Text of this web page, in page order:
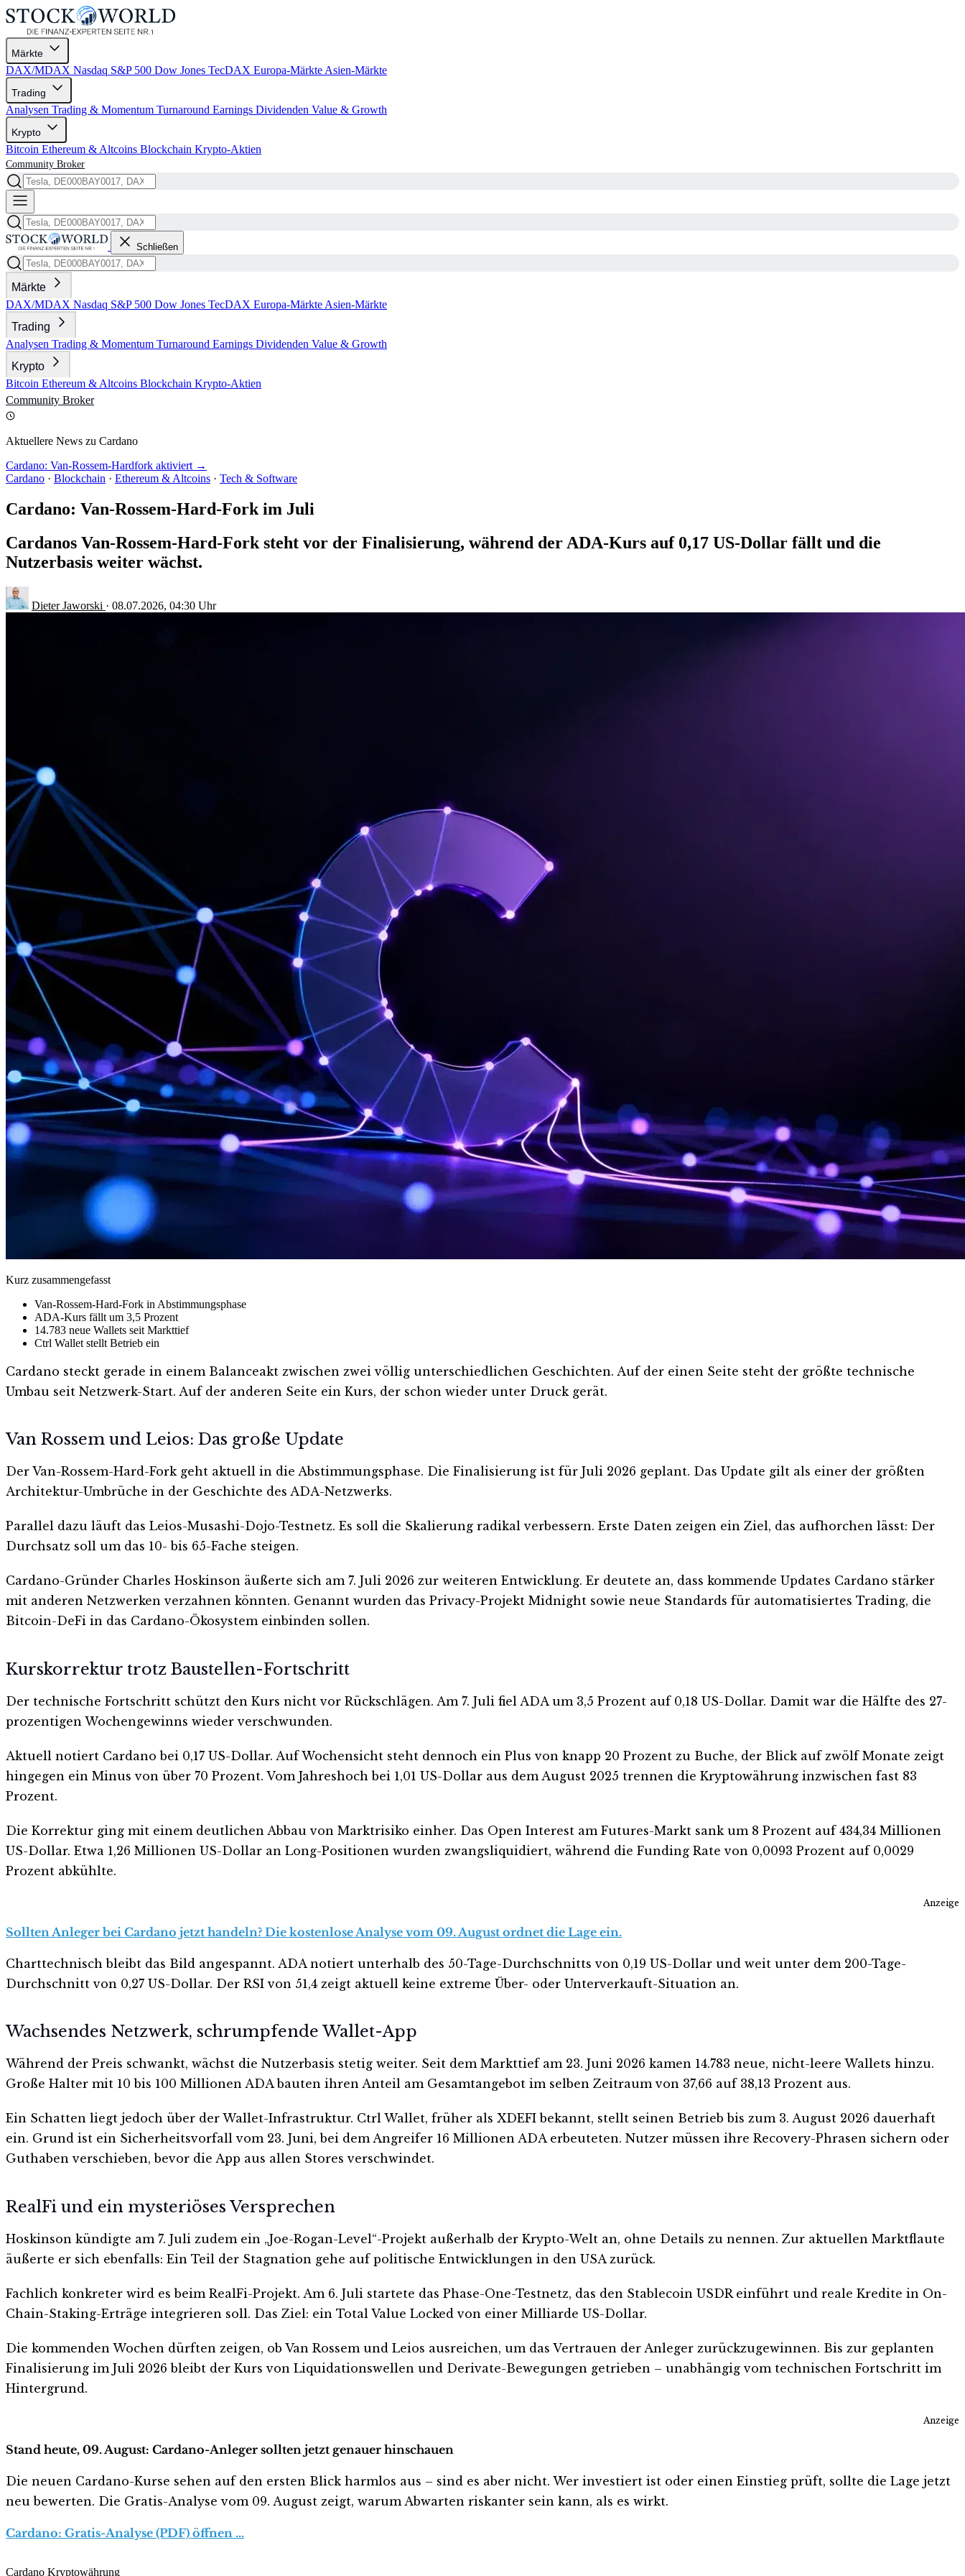
Märkte
DAX/MDAX Nasdaq S&P 500 Dow Jones TecDAX Europa-Märkte Asien-Märkte
Trading
Analysen Trading & Momentum Turnaround Earnings Dividenden Value & Growth
Krypto
Bitcoin Ethereum & Altcoins Blockchain Krypto-Aktien
Community Broker
Schließen
Märkte
DAX/MDAX Nasdaq S&P 500 Dow Jones TecDAX Europa-Märkte Asien-Märkte
Trading
Analysen Trading & Momentum Turnaround Earnings Dividenden Value & Growth
Krypto
Bitcoin Ethereum & Altcoins Blockchain Krypto-Aktien
Community Broker
Aktuellere News zu Cardano
Cardano: Van-Rossem-Hardfork aktiviert →
Cardano · Blockchain · Ethereum & Altcoins · Tech & Software
Cardano: Van-Rossem-Hard-Fork im Juli
Cardanos Van-Rossem-Hard-Fork steht vor der Finalisierung, während der ADA-Kurs auf 0,17 US-Dollar fällt und die
Nutzerbasis weiter wächst.
Dieter Jaworski · 08.07.2026, 04:30 Uhr
Kurz zusammengefasst
Van-Rossem-Hard-Fork in Abstimmungsphase
ADA-Kurs fällt um 3,5 Prozent
14.783 neue Wallets seit Markttief
Ctrl Wallet stellt Betrieb ein
Cardano steckt gerade in einem Balanceakt zwischen zwei völlig unterschiedlichen Geschichten. Auf der einen Seite steht der größte technische
Umbau seit Netzwerk-Start. Auf der anderen Seite ein Kurs, der schon wieder unter Druck gerät.
Van Rossem und Leios: Das große Update
Der Van-Rossem-Hard-Fork geht aktuell in die Abstimmungsphase. Die Finalisierung ist für Juli 2026 geplant. Das Update gilt als einer der größten
Architektur-Umbrüche in der Geschichte des ADA-Netzwerks.
Parallel dazu läuft das Leios-Musashi-Dojo-Testnetz. Es soll die Skalierung radikal verbessern. Erste Daten zeigen ein Ziel, das aufhorchen lässt: Der
Durchsatz soll um das 10- bis 65-Fache steigen.
Cardano-Gründer Charles Hoskinson äußerte sich am 7. Juli 2026 zur weiteren Entwicklung. Er deutete an, dass kommende Updates Cardano stärker
mit anderen Netzwerken verzahnen könnten. Genannt wurden das Privacy-Projekt Midnight sowie neue Standards für automatisiertes Trading, die
Bitcoin-DeFi in das Cardano-Ökosystem einbinden sollen.
Kurskorrektur trotz Baustellen-Fortschritt
Der technische Fortschritt schützt den Kurs nicht vor Rückschlägen. Am 7. Juli fiel ADA um 3,5 Prozent auf 0,18 US-Dollar. Damit war die Hälfte des 27-
prozentigen Wochengewinns wieder verschwunden.
Aktuell notiert Cardano bei 0,17 US-Dollar. Auf Wochensicht steht dennoch ein Plus von knapp 20 Prozent zu Buche, der Blick auf zwölf Monate zeigt
hingegen ein Minus von über 70 Prozent. Vom Jahreshoch bei 1,01 US-Dollar aus dem August 2025 trennen die Kryptowährung inzwischen fast 83
Prozent.
Die Korrektur ging mit einem deutlichen Abbau von Marktrisiko einher. Das Open Interest am Futures-Markt sank um 8 Prozent auf 434,34 Millionen
US-Dollar. Etwa 1,26 Millionen US-Dollar an Long-Positionen wurden zwangsliquidiert, während die Funding Rate von 0,0093 Prozent auf 0,0029
Prozent abkühlte.
Anzeige
Sollten Anleger bei Cardano jetzt handeln? Die kostenlose Analyse vom 09. August ordnet die Lage ein.
Charttechnisch bleibt das Bild angespannt. ADA notiert unterhalb des 50-Tage-Durchschnitts von 0,19 US-Dollar und weit unter dem 200-Tage-
Durchschnitt von 0,27 US-Dollar. Der RSI von 51,4 zeigt aktuell keine extreme Über- oder Unterverkauft-Situation an.
Wachsendes Netzwerk, schrumpfende Wallet-App
Während der Preis schwankt, wächst die Nutzerbasis stetig weiter. Seit dem Markttief am 23. Juni 2026 kamen 14.783 neue, nicht-leere Wallets hinzu.
Große Halter mit 10 bis 100 Millionen ADA bauten ihren Anteil am Gesamtangebot im selben Zeitraum von 37,66 auf 38,13 Prozent aus.
Ein Schatten liegt jedoch über der Wallet-Infrastruktur. Ctrl Wallet, früher als XDEFI bekannt, stellt seinen Betrieb bis zum 3. August 2026 dauerhaft
ein. Grund ist ein Sicherheitsvorfall vom 23. Juni, bei dem Angreifer 16 Millionen ADA erbeuteten. Nutzer müssen ihre Recovery-Phrasen sichern oder
Guthaben verschieben, bevor die App aus allen Stores verschwindet.
RealFi und ein mysteriöses Versprechen
Hoskinson kündigte am 7. Juli zudem ein „Joe-Rogan-Level“-Projekt außerhalb der Krypto-Welt an, ohne Details zu nennen. Zur aktuellen Marktflaute
äußerte er sich ebenfalls: Ein Teil der Stagnation gehe auf politische Entwicklungen in den USA zurück.
Fachlich konkreter wird es beim RealFi-Projekt. Am 6. Juli startete das Phase-One-Testnetz, das den Stablecoin USDR einführt und reale Kredite in On-
Chain-Staking-Erträge integrieren soll. Das Ziel: ein Total Value Locked von einer Milliarde US-Dollar.
Die kommenden Wochen dürften zeigen, ob Van Rossem und Leios ausreichen, um das Vertrauen der Anleger zurückzugewinnen. Bis zur geplanten
Finalisierung im Juli 2026 bleibt der Kurs von Liquidationswellen und Derivate-Bewegungen getrieben – unabhängig vom technischen Fortschritt im
Hintergrund.
Anzeige
Stand heute, 09. August: Cardano-Anleger sollten jetzt genauer hinschauen
Die neuen Cardano-Kurse sehen auf den ersten Blick harmlos aus – sind es aber nicht. Wer investiert ist oder einen Einstieg prüft, sollte die Lage jetzt
neu bewerten. Die Gratis-Analyse vom 09. August zeigt, warum Abwarten riskanter sein kann, als es wirkt.
Cardano: Gratis-Analyse (PDF) öffnen …
Cardano Kryptowährung